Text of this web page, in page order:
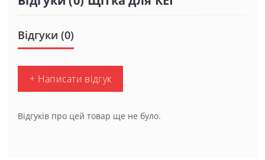
Відгуки (0)
+ Написати відгук
Відгуків про цей товар ще не було.